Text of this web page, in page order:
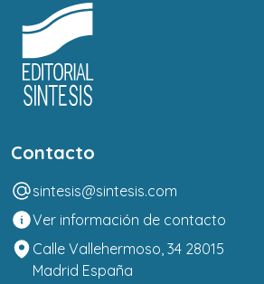
Contacto
sintesis@sintesis.com
Ver información de contacto
Calle Vallehermoso, 34 28015
Madrid España